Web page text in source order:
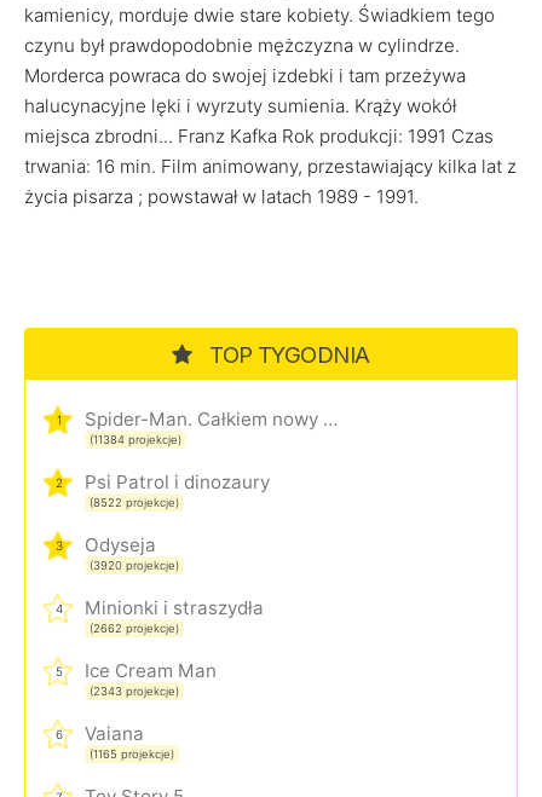
kamienicy, morduje dwie stare kobiety. Świadkiem tego
czynu był prawdopodobnie mężczyzna w cylindrze.
Morderca powraca do swojej izdebki i tam przeżywa
halucynacyjne lęki i wyrzuty sumienia. Krąży wokół
miejsca zbrodni... Franz Kafka Rok produkcji: 1991 Czas
trwania: 16 min. Film animowany, przestawiający kilka lat z
życia pisarza ; powstawał w latach 1989 - 1991.
TOP TYGODNIA
1 Spider-Man. Całkiem nowy dzień
(11384 projekcje)
2 Psi Patrol i dinozaury
(8522 projekcje)
3 Odyseja
(3920 projekcje)
4 Minionki i straszydła
(2662 projekcje)
5 Ice Cream Man
(2343 projekcje)
6 Vaiana
(1165 projekcje)